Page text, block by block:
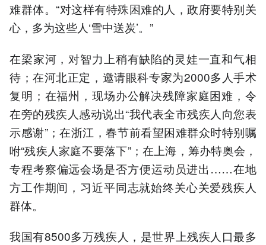
难群体。“对这样有特殊困难的人，政府要特别关
心，多为这些人‘雪中送炭’。”
在梁家河，对智力上稍有缺陷的灵娃一直和气相
待；在河北正定，邀请眼科专家为2000多人手术
复明；在福州，现场办公解决残障家庭困难，令
在旁的残疾人感动说出“我代表全市残疾人向您表
示感谢”；在浙江，春节前看望困难群众时特别嘱
咐“残疾人家庭不要落下”；在上海，筹办特奥会，
专程考察偏远会场是否方便运动员进出……在地
方工作期间，习近平同志就始终关心关爱残疾人
群体。
我国有8500多万残疾人，是世界上残疾人口最多